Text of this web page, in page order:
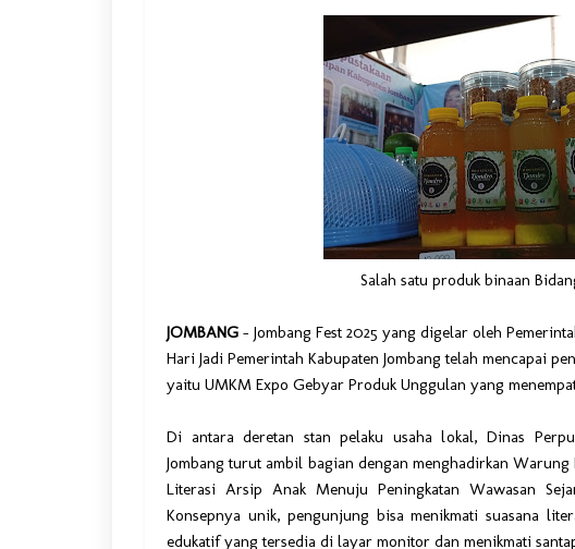
Salah satu produk binaan
JOMBANG – Jombang Fest 2025 yang digelar oleh
Hari Jadi Pemerintah Kabupaten Jombang telah mencapai
yaitu UMKM Expo Gebyar Produk Unggulan yang
Di antara deretan stan pelaku usaha lokal, Dinas
Jombang turut ambil bagian dengan menghadirkan Warung
Literasi Arsip Anak Menuju Peningkatan Wawasan
Konsepnya unik, pengunjung bisa menikmati suasana
edukatif yang tersedia di layar monitor dan menikmati